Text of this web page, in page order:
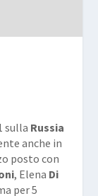
sulla Russia
anche in
posto con
, Elena Di
per 5